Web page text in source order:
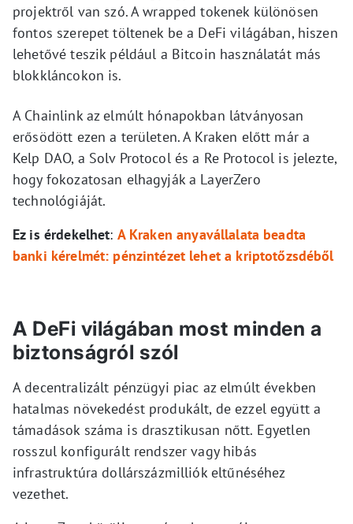
projektről van szó. A wrapped tokenek különösen
fontos szerepet töltenek be a DeFi világában, hiszen
lehetővé teszik például a Bitcoin használatát más
blokkláncokon is.
A Chainlink az elmúlt hónapokban látványosan
erősödött ezen a területen. A Kraken előtt már a
Kelp DAO, a Solv Protocol és a Re Protocol is jelezte,
hogy fokozatosan elhagyják a LayerZero
technológiáját.
Ez is érdekelhet: A Kraken anyavállalata beadta
banki kérelmét: pénzintézet lehet a kriptotőzsdéből
A DeFi világában most minden a
biztonságról szól
A decentralizált pénzügyi piac az elmúlt években
hatalmas növekedést produkált, de ezzel együtt a
támadások száma is drasztikusan nőtt. Egyetlen
rosszul konfigurált rendszer vagy hibás
infrastruktúra dollárszázmilliók eltűnéséhez
vezethet.